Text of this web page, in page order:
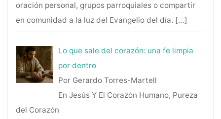
oración personal, grupos parroquiales o compartir
en comunidad a la luz del Evangelio del día. […]
Lo que sale del corazón: una fe limpia
por dentro
Por Gerardo Torres-Martell
En Jesús Y El Corazón Humano, Pureza
del Corazón